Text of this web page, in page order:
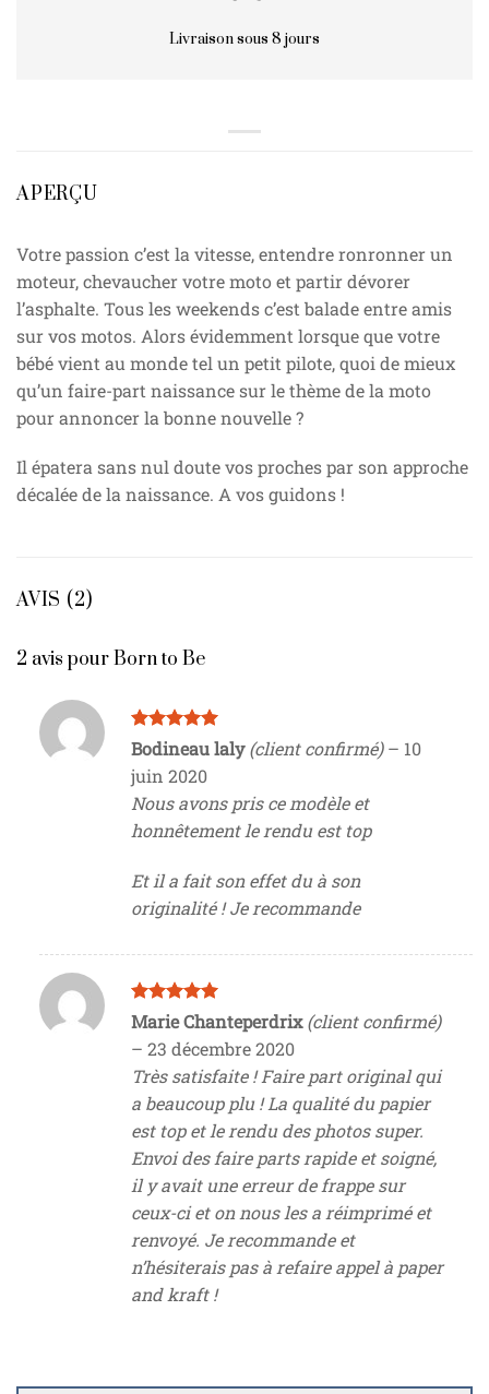
Livraison sous 8 jours
APERÇU
Votre passion c’est la vitesse, entendre ronronner un
moteur, chevaucher votre moto et partir dévorer
l’asphalte. Tous les weekends c’est balade entre amis
sur vos motos. Alors évidemment lorsque que votre
bébé vient au monde tel un petit pilote, quoi de mieux
qu’un faire-part naissance sur le thème de la moto
pour annoncer la bonne nouvelle ?
Il épatera sans nul doute vos proches par son approche
décalée de la naissance. A vos guidons !
AVIS (2)
2 avis pourBorn to Be
Note5sur
5
Bodineau laly(client confirmé) – 10
juin 2020
Nous avons pris ce modèle et
honnêtement le rendu est top
Et il a fait son effet du à son
originalité ! Je recommande
Note5 sur
5
Marie Chanteperdrix(client confirmé)
– 23 décembre 2020
Très satisfaite ! Faire part original qui
a beaucoup plu ! La qualité du papier
est top et le rendu des photos super.
Envoi des faire parts rapide et soigné,
il y avait une erreur de frappe sur
ceux-ci et on nous les a réimprimé et
renvoyé. Je recommande et
n’hésiterais pas à refaire appel à paper
and kraft !